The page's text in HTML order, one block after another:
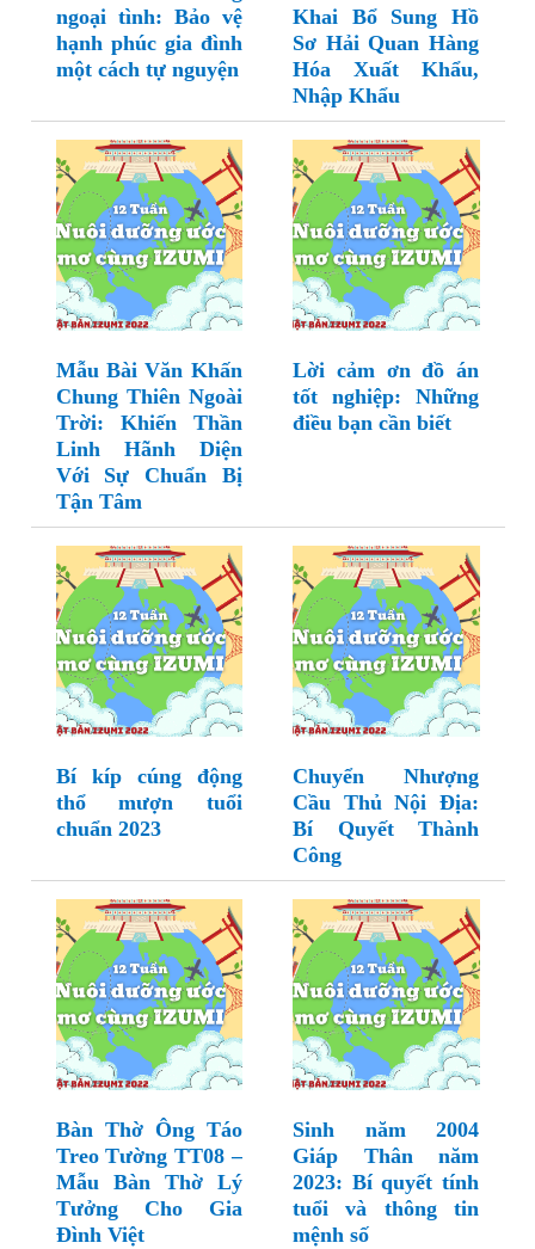
ngoại tình: Bảo vệ
hạnh phúc gia đình
một cách tự nguyện
Khai Bổ Sung Hồ
Sơ Hải Quan Hàng
Hóa Xuất Khẩu,
Nhập Khẩu
Mẫu Bài Văn Khấn
Chung Thiên Ngoài
Trời: Khiến Thần
Linh Hãnh Diện
Với Sự Chuẩn Bị
Tận Tâm
Lời cảm ơn đồ án
tốt nghiệp: Những
điều bạn cần biết
Bí kíp cúng động
thổ mượn tuổi
chuẩn 2023
Chuyển Nhượng
Cầu Thủ Nội Địa:
Bí Quyết Thành
Công
Bàn Thờ Ông Táo
Treo Tường TT08 –
Mẫu Bàn Thờ Lý
Tưởng Cho Gia
Đình Việt
Sinh năm 2004
Giáp Thân năm
2023: Bí quyết tính
tuổi và thông tin
mệnh số